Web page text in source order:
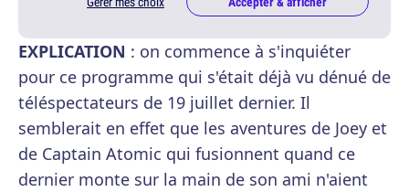
EXPLICATION : on commence à s'inquiéter
pour ce programme qui s'était déjà vu dénué de
téléspectateurs de 19 juillet dernier. Il
semblerait en effet que les aventures de Joey et
de Captain Atomic qui fusionnent quand ce
dernier monte sur la main de son ami n'aient